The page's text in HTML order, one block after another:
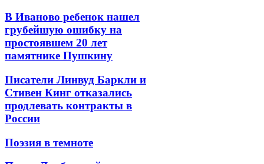
В Иваново ребенок нашел
грубейшую ошибку на
простоявшем 20 лет
памятнике Пушкину
Писатели Линвуд Баркли и
Стивен Кинг отказались
продлевать контракты в
России
Поэзия в темноте